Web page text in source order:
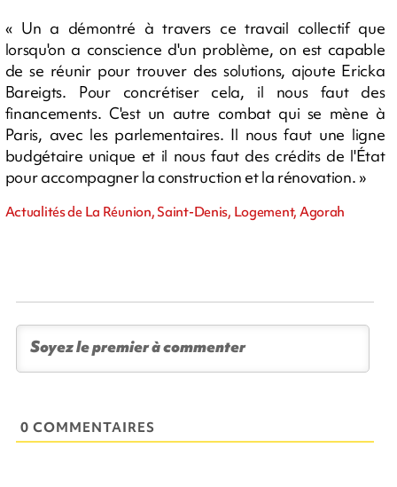
« Un a démontré à travers ce travail collectif que
lorsqu'on a conscience d'un problème, on est capable
de se réunir pour trouver des solutions, ajoute Ericka
Bareigts. Pour concrétiser cela, il nous faut des
financements. C'est un autre combat qui se mène à
Paris, avec les parlementaires. Il nous faut une ligne
budgétaire unique et il nous faut des crédits de l'État
pour accompagner la construction et la rénovation. »
Actualités de La Réunion, Saint-Denis, Logement, Agorah
0 COMMENTAIRES